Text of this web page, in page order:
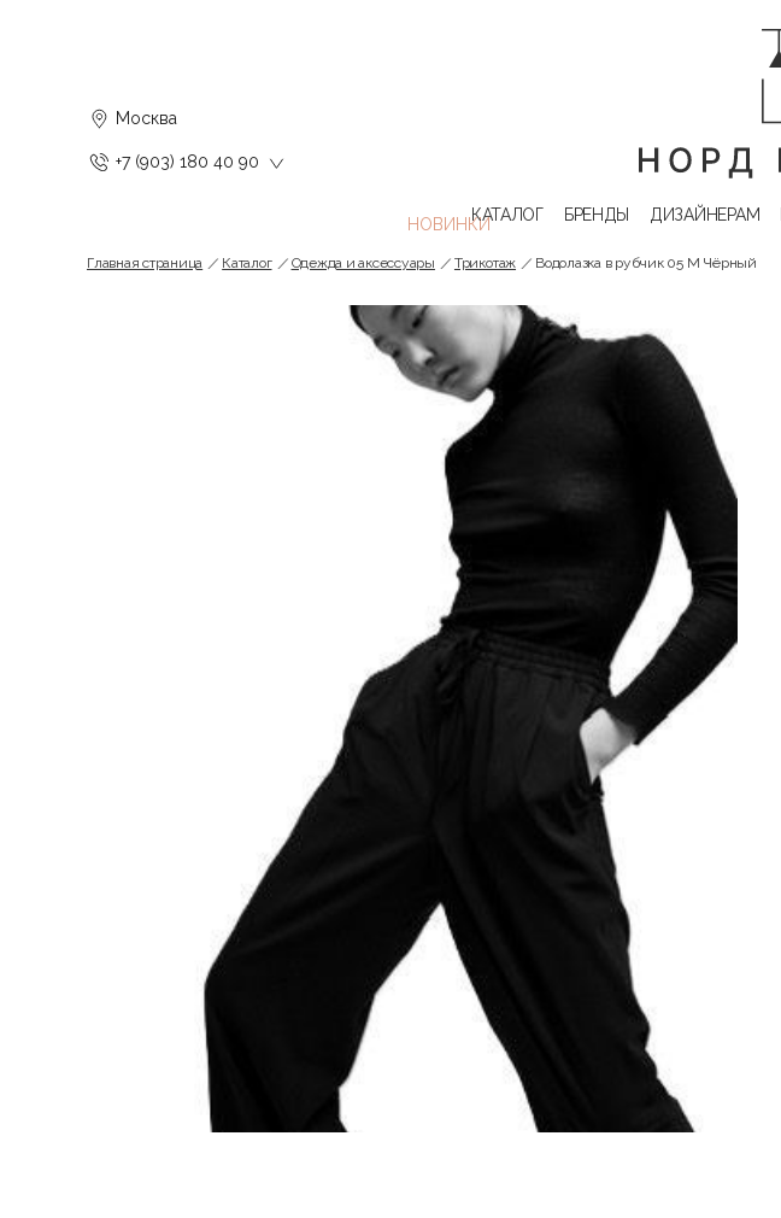
Москва
+7 (903) 180 40 90
КАТАЛОГ БРЕНДЫ ДИЗАЙНЕРАМ
Главная страница Каталог Одежда и аксессуары Трикотаж Водолазка в рубчик 05 M Чёрный